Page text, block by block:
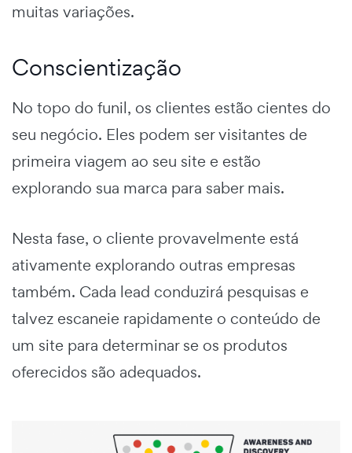
muitas variações.
Conscientização
No topo do funil, os clientes estão cientes do
seu negócio. Eles podem ser visitantes de
primeira viagem ao seu site e estão
explorando sua marca para saber mais.
Nesta fase, o cliente provavelmente está
ativamente explorando outras empresas
também. Cada lead conduzirá pesquisas e
talvez escaneie rapidamente o conteúdo de
um site para determinar se os produtos
oferecidos são adequados.